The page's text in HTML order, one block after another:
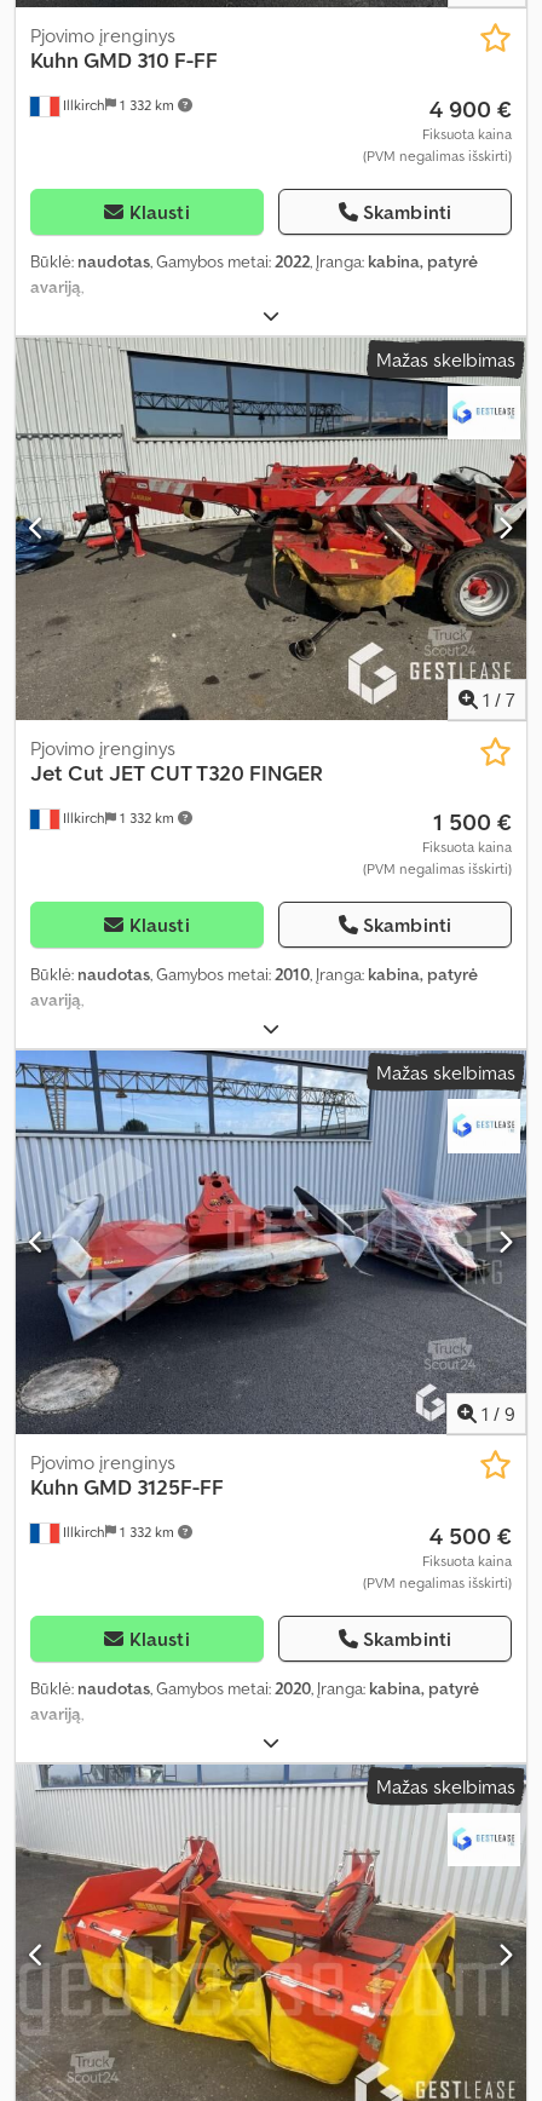
Illkirch 1 332 km
Pjovimo įrenginys
Kuhn GMD 310 F-FF
4 900 €
Fiksuota kaina
(PVM negalimas išskirti)
Klausti Skambinti
Būklė: naudotas, Gamybos metai: 2022, Įranga: kabina, patyrė
avariją
Mažas skelbimas
1 / 7
Illkirch 1 332 km
Pjovimo įrenginys
Jet Cut JET CUT T320 FINGER
1 500 €
Fiksuota kaina
(PVM negalimas išskirti)
Klausti Skambinti
Būklė: naudotas, Gamybos metai:2010, Įranga: kabina, patyrė
avariją,
Mažas skelbimas
1 / 9
Illkirch 1 332 km
Pjovimo įrenginys
Kuhn GMD 3125F-FF
4 500 €
Fiksuota kaina
(PVM negalimas išskirti)
Klausti Skambinti
Būklė: naudotas, Gamybos metai: 2020, Įranga: kabina, patyrė
avariją
Mažas skelbimas